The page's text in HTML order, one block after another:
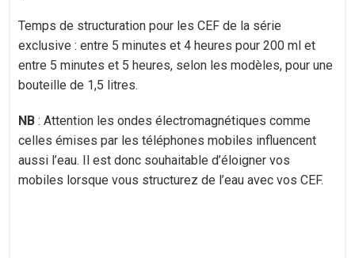
Temps de structuration pour les CEF de la série
exclusive : entre 5 minutes et 4 heures pour 200 ml et
entre 5 minutes et 5 heures, selon les modèles, pour une
bouteille de 1,5 litres.
NB : Attention les ondes électromagnétiques comme
celles émises par les téléphones mobiles influencent
aussi l’eau. Il est donc souhaitable d’éloigner vos
mobiles lorsque vous structurez de l’eau avec vos CEF.